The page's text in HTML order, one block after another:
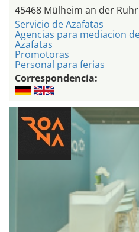
45468 Mülheim an der Ruhr
Servicio de Azafatas
Agencias para mediacion
Azafatas
Promotoras
Personal para ferias
Correspondencia: